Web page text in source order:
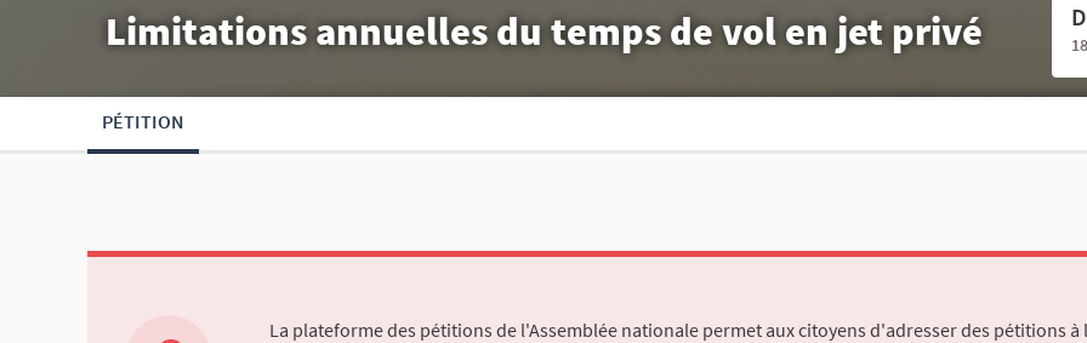
Limitations annuelles du temps de vol en jet privé
PÉTITION
La plateforme des pétitions de l'Assemblée nationale permet aux citoyens d'adresser des pétitions